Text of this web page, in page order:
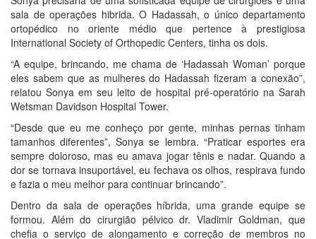
sala de operações hibrida. O Hadassah, o único departamento
ortopédico no oriente médio que pertence à prestigiosa
International Society of Orthopedic Centers, tinha os dois.
“A equipe, brincando, me chama de ‘Hadassah Woman’ porque
eles sabem que as mulheres do Hadassah fizeram a conexão”,
relatou Sonya em seu leito de hospital pré-operatório na Sarah
Wetsman Davidson Hospital Tower.
“Desde que eu me conheço por gente, minhas pernas tinham
tamanhos diferentes”, Sonya se lembra. “Praticar esportes era
sempre doloroso, mas eu amava jogar tênis e nadar. Quando a
dor se tornava insuportável, eu fechava os olhos, respirava fundo
e fazia o meu melhor para continuar brincando”.
Dentro da sala de operações híbrida, uma grande equipe se
formou. Além do cirurgião pélvico dr. Vladimir Goldman, que
chefia o serviço de alongamento e correção de membros no